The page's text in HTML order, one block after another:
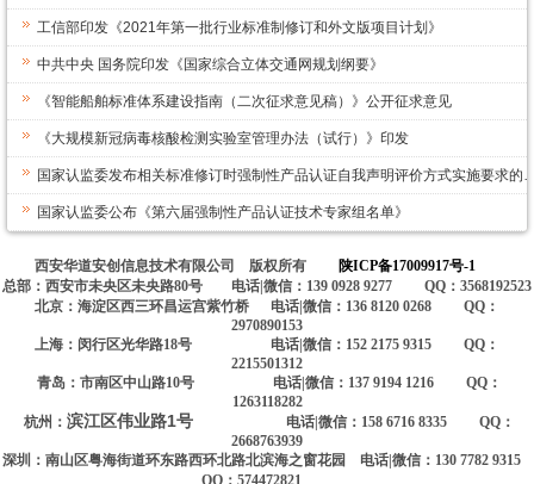
工信部印发《2021年第一批行业标准制修订和外文版项目计划》
中共中央 国务院印发《国家综合立体交通网规划纲要》
《智能船舶标准体系建设指南（二次征求意见稿）》公开征求意见
《大规模新冠病毒核酸检测实验室管理办法（试行）》印发
国家认监委发布相关标准修订时强制性产品认证自我
国家认监委公布《第六届强制性产品认证技术专家组名单》
西安华道安创信息技术有限公司 版权所有
陕ICP备17009917号-1
总部：西安市未央区未央路80号 电话|微信：139 0928 9277 QQ：3568192523
北京：海淀区西三环昌运宫紫竹桥 电话|微信：136 8120 0268 QQ：
2970890153
上海：闵行区光华路18号 电话|微信：152 2175 9315 QQ：
2215501312
青岛：市南区中山路10号 电话|微信：137 9194 1216 QQ：
1263118282
杭州： 滨江区伟业路1号
电话|微信：158 6716 8335 QQ：
2668763939
深圳：南山区粤海街道环东路西环北路北滨海之窗花园 电话|微信：130 7782 9315
QQ：574472821